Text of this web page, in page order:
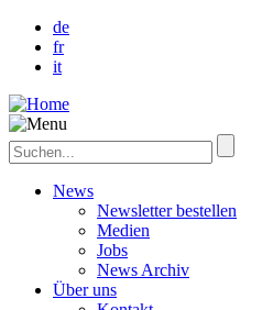
de
fr
it
News
Newsletter bestellen
Medien
Jobs
News Archiv
Über uns